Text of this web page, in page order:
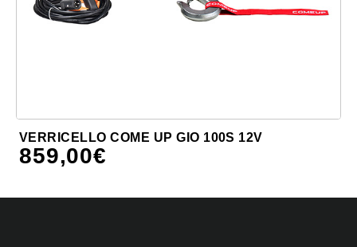
VERRICELLO COME UP GIO 100S 12V
859,00€